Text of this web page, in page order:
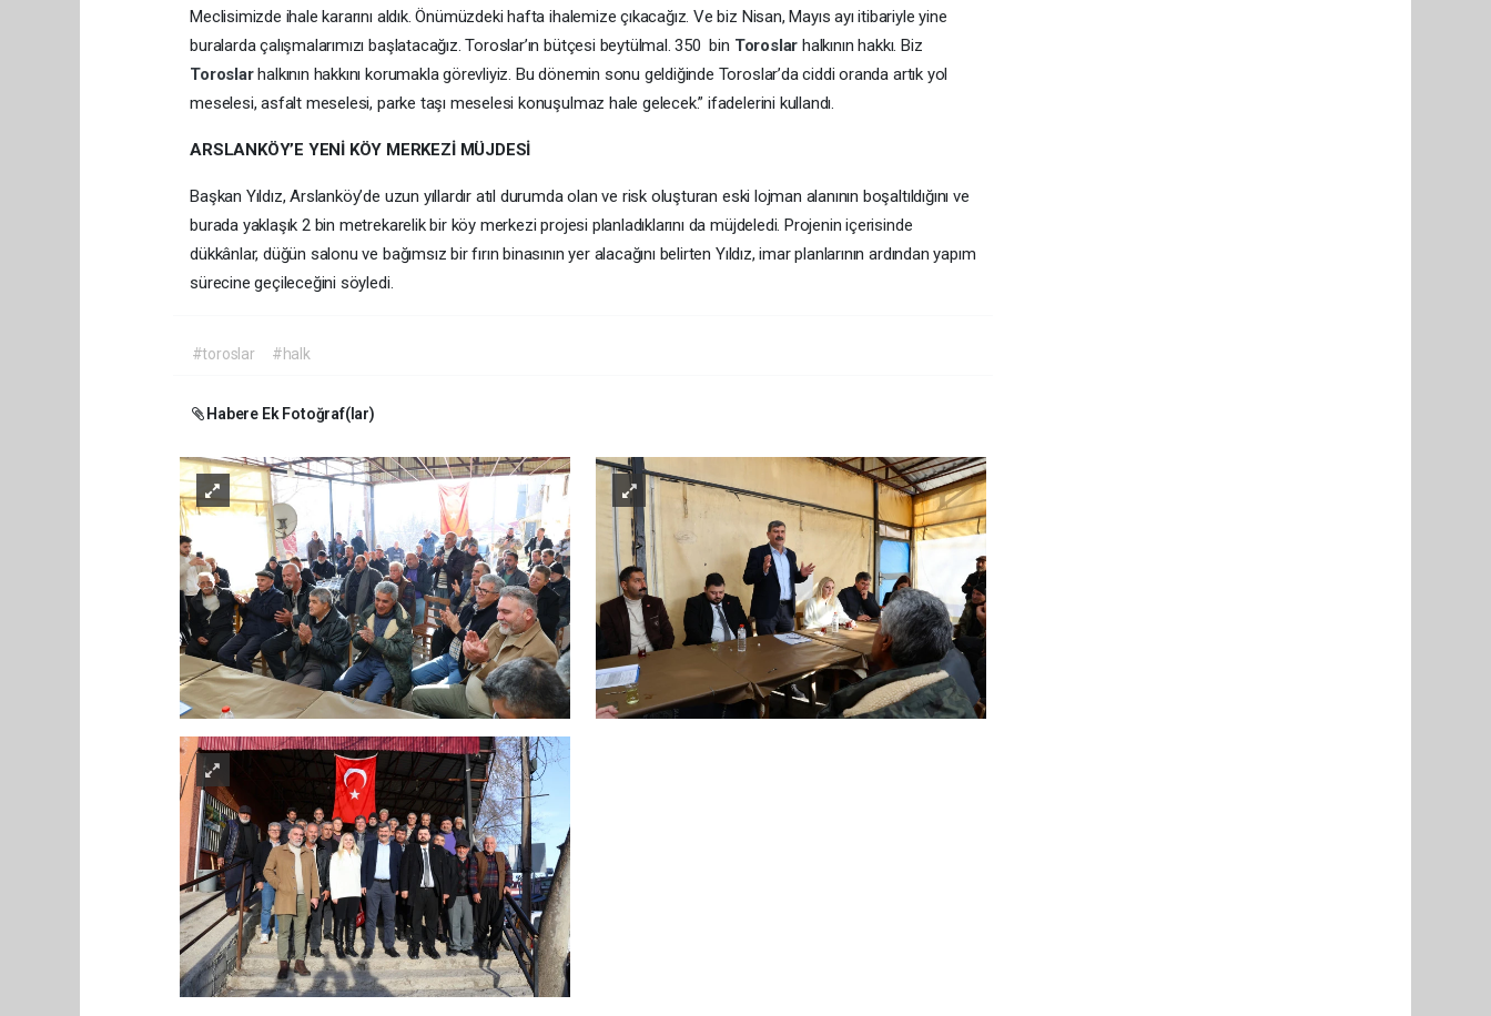
Meclisimizde ihale kararını aldık. Önümüzdeki hafta ihalemize çıkacağız. Ve biz Nisan, Mayıs ayı itibariyle yine
buralarda çalışmalarımızı başlatacağız. Toroslar’ın bütçesi beytülmal. 350 bin Toroslar halkının hakkı. Biz
Toroslar halkının hakkını korumakla görevliyiz. Bu dönemin sonu geldiğinde Toroslar’da ciddi oranda artık yol
meselesi, asfalt meselesi, parke taşı meselesi konuşulmaz hale gelecek.” ifadelerini kullandı.
ARSLANKÖY’E YENİ KÖY MERKEZİ MÜJDESİ
Başkan Yıldız, Arslanköy’de uzun yıllardır atıl durumda olan ve risk oluşturan eski lojman alanının boşaltıldığını ve
burada yaklaşık 2 bin metrekarelik bir köy merkezi projesi planladıklarını da müjdeledi. Projenin içerisinde
dükkânlar, düğün salonu ve bağımsız bir fırın binasının yer alacağını belirten Yıldız, imar planlarının ardından yapım
sürecine geçileceğini söyledi.
#toroslar #halk
Habere Ek Fotoğraf(lar)